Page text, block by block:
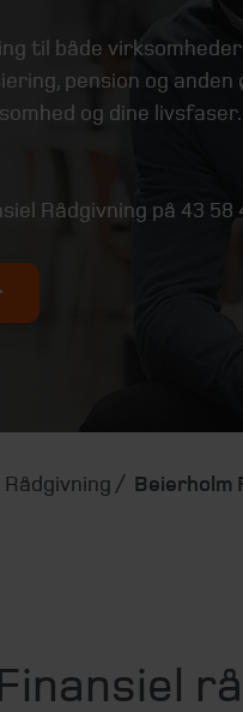
til både
pension og anden
og dine livsfaser.
Rådgivning på 43 58
Rådgivning Beierholm